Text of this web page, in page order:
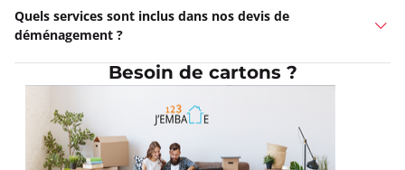
Quels services sont inclus dans nos devis de
déménagement ?
Besoin de cartons ?